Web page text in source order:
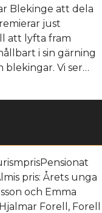
Blekinge att dela
just
att lyfta fram
i sin gärning
Vi ser…
pris: Årets unga
och Emma
Forell, Forell